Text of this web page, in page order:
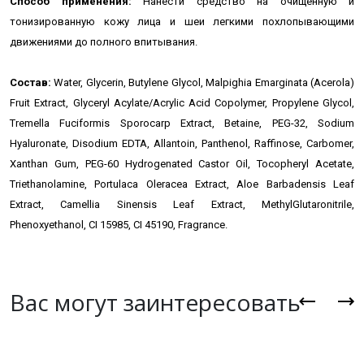
тонизированную кожу лица и шеи легкими похлопывающими
движениями до полного впитывания.
Состав: Water, Glycerin, Butylene Glycol, Malpighia Emarginata (Acerola)
Fruit Extract, Glyceryl Acylate/Acrylic Acid Copolymer, Propylene Glycol,
Tremella Fuciformis Sporocarp Extract, Betaine, PEG-32, Sodium
Hyaluronate, Disodium EDTA, Allantoin, Panthenol, Raffinose, Carbomer,
Xanthan Gum, PEG-60 Hydrogenated Castor Oil, Tocopheryl Acetate,
Triethanolamine, Portulaca Oleracea Extract, Aloe Barbadensis Leaf
Extract, Camellia Sinensis Leaf Extract, MethylGlutaronitrile,
Phenoxyethanol, CI 15985, CI 45190, Fragrance.
Вас могут заинтересовать